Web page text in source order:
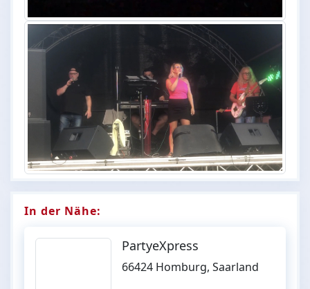
In der Nähe:
PartyeXpress
66424 Homburg, Saarland